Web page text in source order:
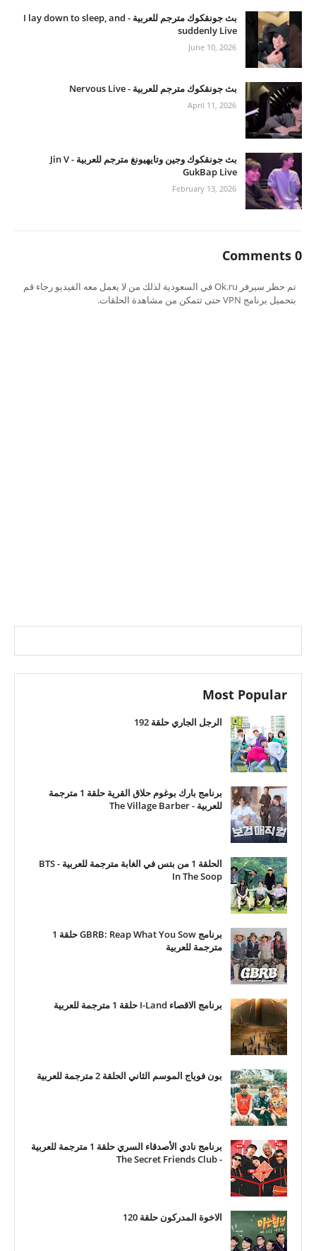
بث جونقكوك مترجم للعربية - I lay down to sleep, and
suddenly Live
June 10, 2026
بث جونقكوك مترجم للعربية - Nervous Live
April 11, 2026
بث جونقكوك وجين وتايهيونغ مترجم للعربية - Jin V
GukBap Live
February 13, 2026
0 Comments
تم حظر سيرفر Ok.ru في السعودية لذلك من لا يعمل معه الفيديو رجاء قم
بتحميل برنامج VPN حتى تتمكن من مشاهدة الحلقات.
Most Popular
الرجل الجاري حلقة 192
برنامج بارك بوغوم حلاق القرية حلقة 1 مترجمة
للعربية - The Village Barber
الحلقة 1 من بتس في الغابة مترجمة للعربية - BTS
In The Soop
برنامج GBRB: Reap What You Sow حلقة 1
مترجمة للعربية
برنامج الاقصاء I-Land حلقة 1 مترجمة للعربية
بون فوياج الموسم الثاني الحلقة 2 مترجمة للعربية
برنامج نادي الأصدقاء السري حلقة 1 مترجمة للعربية
- The Secret Friends Club
الاخوة المدركون حلقة 120